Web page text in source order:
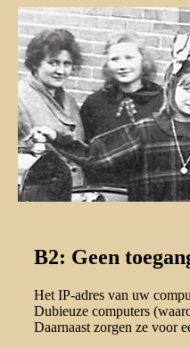
B2: Geen
Het IP-adres van uw
Dubieuze computers
Daarnaast zorgen ze voor